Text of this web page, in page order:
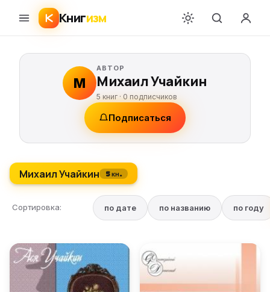
Книгизм
М
АВТОР
Михаил Учайкин
5 книг ·0 подписчиков
Подписаться
Михаил Учайкин 5 кн.
Сортировка: по дате по названию по году